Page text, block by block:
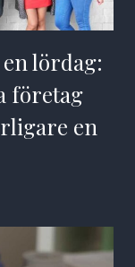
lördag:
företag
en